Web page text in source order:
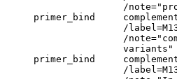
/
primer_bind
/
/
                     variants"
primer_bind
/